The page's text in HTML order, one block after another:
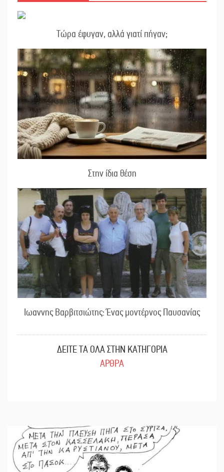
Τώρα έφυγαν, αλλά γιατί πήγαν;
Στην ίδια θέση
Ιωαννης Βαρβιτσιώτης: Ένας μοντέρνος Παυσανίας
ΔΕΙΤΕ ΤΑ ΟΛΑ ΣΤΗΝ ΚΑΤΗΓΟΡΙΑ
ΑΡΘΡΑ